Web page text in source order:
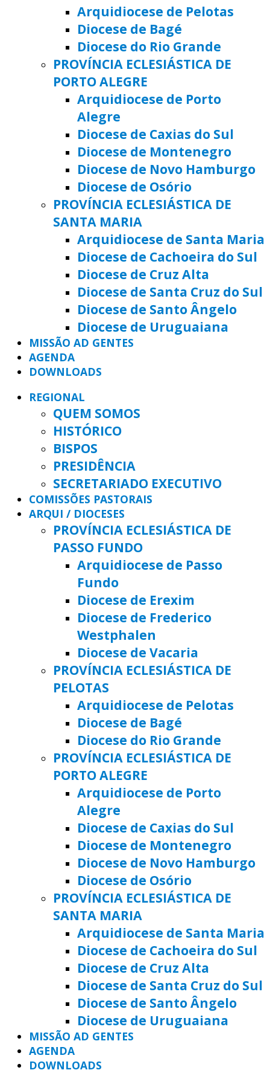
Arquidiocese de Pelotas
Diocese de Bagé
Diocese do Rio Grande
PROVÍNCIA ECLESIÁSTICA DE
PORTO ALEGRE
Arquidiocese de Porto
Alegre
Diocese de Caxias do Sul
Diocese de Montenegro
Diocese de Novo Hamburgo
Diocese de Osório
PROVÍNCIA ECLESIÁSTICA DE
SANTA MARIA
Arquidiocese de Santa Maria
Diocese de Cachoeira do Sul
Diocese de Cruz Alta
Diocese de Santa Cruz do Sul
Diocese de Santo Ângelo
Diocese de Uruguaiana
MISSÃO AD GENTES
AGENDA
DOWNLOADS
REGIONAL
QUEM SOMOS
HISTÓRICO
BISPOS
PRESIDÊNCIA
SECRETARIADO EXECUTIVO
COMISSÕES PASTORAIS
ARQUI / DIOCESES
PROVÍNCIA ECLESIÁSTICA DE
PASSO FUNDO
Arquidiocese de Passo
Fundo
Diocese de Erexim
Diocese de Frederico
Westphalen
Diocese de Vacaria
PROVÍNCIA ECLESIÁSTICA DE
PELOTAS
Arquidiocese de Pelotas
Diocese de Bagé
Diocese do Rio Grande
PROVÍNCIA ECLESIÁSTICA DE
PORTO ALEGRE
Arquidiocese de Porto
Alegre
Diocese de Caxias do Sul
Diocese de Montenegro
Diocese de Novo Hamburgo
Diocese de Osório
PROVÍNCIA ECLESIÁSTICA DE
SANTA MARIA
Arquidiocese de Santa Maria
Diocese de Cachoeira do Sul
Diocese de Cruz Alta
Diocese de Santa Cruz do Sul
Diocese de Santo Ângelo
Diocese de Uruguaiana
MISSÃO AD GENTES
AGENDA
DOWNLOADS